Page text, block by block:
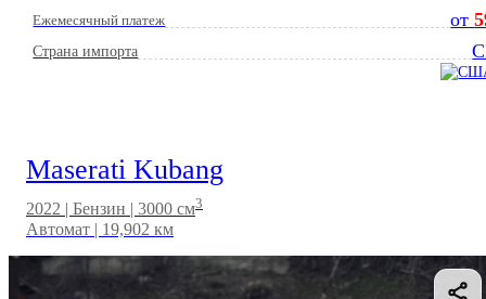
Ежемесячный платеж от
Страна импорта
Maserati Kubang
2022 | Бензин | 3000 см3
Автомат | 19,902 км